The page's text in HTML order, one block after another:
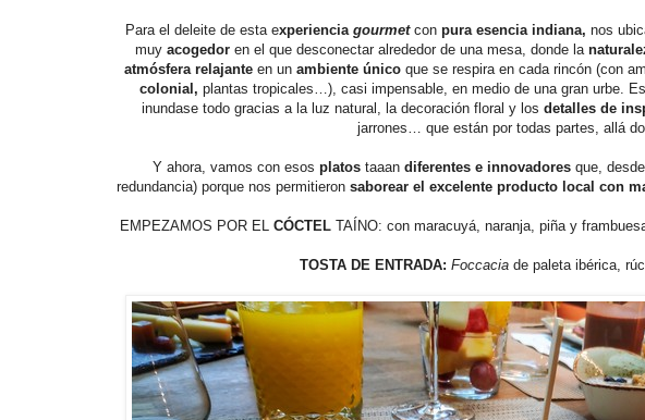
Para el deleite de esta experiencia gourmetcon pura esencia indiana, nos
muy acogedor en el que desconectar alrededor de una mesa, donde la
atmósfera relajanteen un ambiente único que se respira en cada rincón (con
colonial, plantas tropicales…), casi impensable, en medio de una gran urbe.
inundase todo gracias a la luz natural, la decoración floral y los detalles de
jarrones… que están por todas partes, allá
Y ahora, vamos con esos platos taaan diferentes e innovadores que,
redundancia) porque nos permitieron saborear el excelente producto local con
EMPEZAMOS POR EL CÓCTEL TAÍNO: con maracuyá, naranja, piña y
TOSTA DE ENTRADA: Foccacia de paleta ibérica,